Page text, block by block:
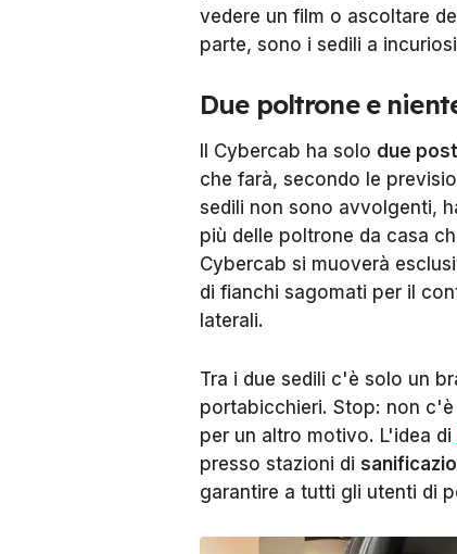
vedere un film o ascoltare
parte, sono i sedili a
Due poltrone e
Il Cybercab ha solo due
che farà, secondo le
sedili non sono avvolgenti,
più delle poltrone da casa
Cybercab si muoverà
di fianchi sagomati per il
laterali.
Tra i due sedili c'è solo un
portabicchieri. Stop: non
per un altro motivo. L'idea di
presso stazioni di
garantire a tutti gli utenti di